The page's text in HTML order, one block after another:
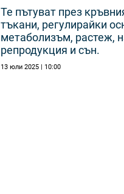
Те пътуват през
тъкани, регулирайки
метаболизъм, растеж,
репродукция и сън.
13 юли 2025 | 10:00